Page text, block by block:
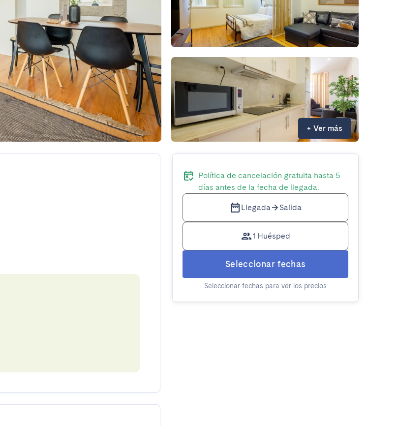
+ Ver más
Política de cancelación gratuita hasta 5
días antes de la fecha de llegada.
Llegada Salida
1 Huésped
Seleccionar fechas
Seleccionar fechas para ver los precios